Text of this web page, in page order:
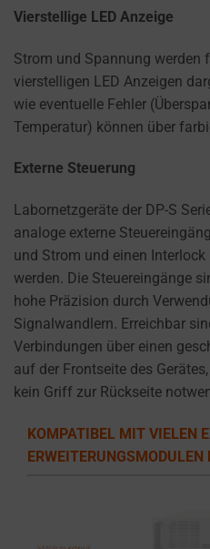
Vierstellige LED Anzeige
Strom und Spannung werden
vierstelligen LED Anzeigen
wie eventuelle Fehler
Temperatur) können über
Externe Steuerung
Labornetzgeräte der DP-S
analoge externe
und Strom und einen
werden. Die Steuereingänge
hohe Präzision durch
Signalwandlern. Erreichbar
Verbindungen über einen
auf der Frontseite des
kein Griff zur Rückseite
KOMPATIBEL MIT VIELEN
ERWEITERUNGSMODULEN
uses
cookies
and
collects
you
refer
the
website’s
privacy
policy.
This
document
outlines